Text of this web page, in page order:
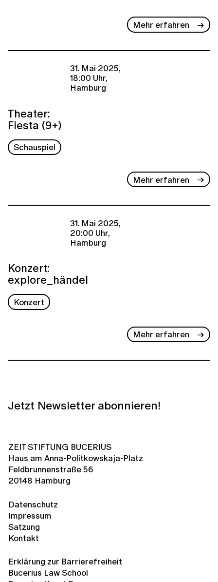
Mehr erfahren
31. Mai 2025,
18:00 Uhr,
Hamburg
Theater:
Fiesta (9+)
Schauspiel
Mehr erfahren
31. Mai 2025,
20:00 Uhr,
Hamburg
Konzert:
explore_händel
Konzert
Mehr erfahren
Jetzt Newsletter abonnieren!
ZEIT STIFTUNG BUCERIUS
Haus am Anna-Politkowskaja-Platz
Feldbrunnenstraße 56
20148 Hamburg
Datenschutz
Impressum
Satzung
Kontakt
Erklärung zur Barrierefreiheit
Bucerius Law School